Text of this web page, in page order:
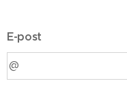
E-post